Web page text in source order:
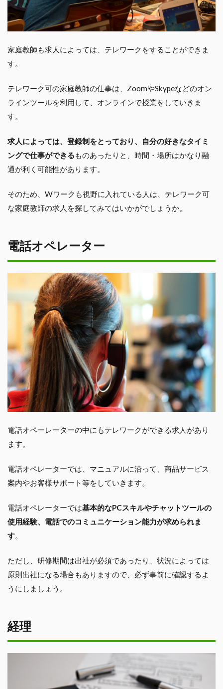
家庭教師も求人によっては、テレワークをすることができま
す。
テレワーク可の家庭教師の仕事は、ZoomやSkypeなどのオン
ラインツールを利用して、オンラインで授業をしていきま
す。
求人によっては、登録制をとっており、自分の好きなタイミ
ングで仕事ができるものあったりと、時間・場所はかなり融
通が利く可能性があります。
そのため、Wワークも視野に入れている人は、テレワーク可
な家庭教師の求人を探してみてはいかがでしょうか。
電話オペレーター
電話オペーレーターの中にもテレワークができる求人があり
ます。
電話オペレーターでは、マニュアルに沿って、商品サービス
案内やお客様サポート等をしていきます。
電話オペレーターでは基本的なPCスキルやチャットツールの
使用経験、電話でのコミュニケーション能力が求められま
す。
ただし、研修期間は出社が必須であったり、状況によっては
原則出社になる場合もありますので、必ず事前に確認するよ
うにしましょう。
経理